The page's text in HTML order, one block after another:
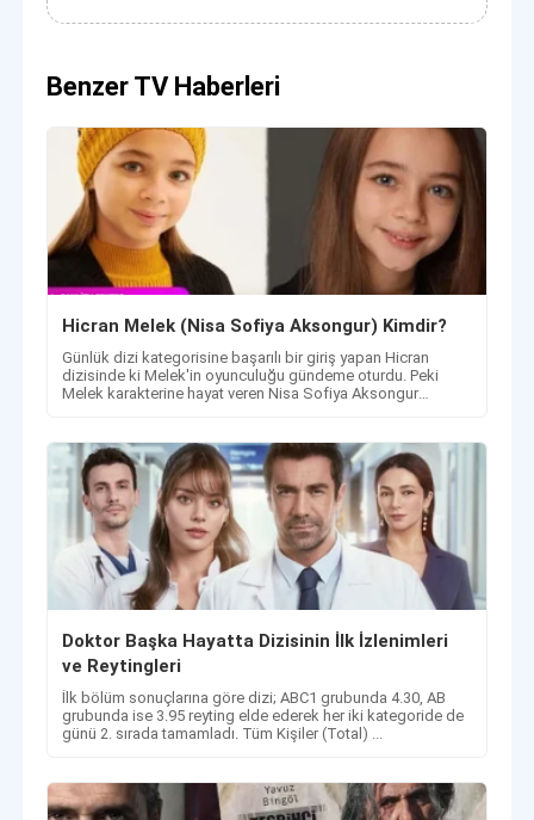
Benzer TV Haberleri
Hicran Melek (Nisa Sofiya Aksongur) Kimdir?
Günlük dizi kategorisine başarılı bir giriş yapan Hicran
dizisinde ki Melek'in oyunculuğu gündeme oturdu. Peki
Melek karakterine hayat veren Nisa Sofiya Aksongur
Doktor Başka Hayatta Dizisinin İlk İzlenimleri
ve Reytingleri
İlk bölüm sonuçlarına göre dizi; ABC1 grubunda 4.30, AB
grubunda ise 3.95 reyting elde ederek her iki kategoride de
günü 2. sırada tamamladı. Tüm Kişiler (Total) ...